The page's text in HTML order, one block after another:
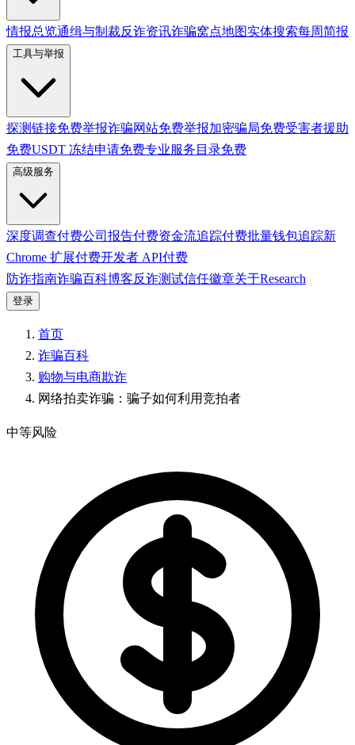
情报总览通缉与制裁反诈资讯诈骗窝点地图实体搜索每周简报
工具与举报
探测链接免费举报诈骗网站免费举报加密骗局免费受害者援助
免费USDT 冻结申请免费专业服务目录免费
高级服务
深度调查付费公司报告付费资金流追踪付费批量钱包追踪新
Chrome 扩展付费开发者 API付费
防诈指南诈骗百科博客反诈测试信任徽章关于Research
登录
首页
诈骗百科
购物与电商欺诈
网络拍卖诈骗：骗子如何利用竞拍者
中等风险